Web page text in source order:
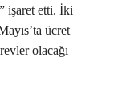
işaret etti. İki
ücret
olacağı